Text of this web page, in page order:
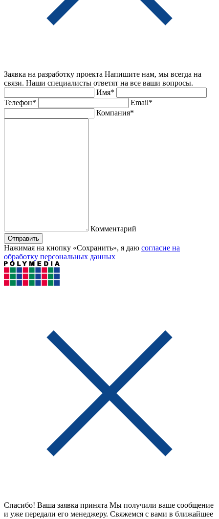
Заявка на разработку проекта Напишите нам, мы всегда на
связи. Наши специалисты ответят на все ваши вопросы.
Имя*
Телефон*
Email*
Компания*
Комментарий
Отправить
Нажимая на кнопку «Сохранить», я даю согласие на
обработку персональных данных
Спасибо! Ваша заявка принята Мы получили ваше сообщение
и уже передали его менеджеру. Свяжемся с вами в ближайшее